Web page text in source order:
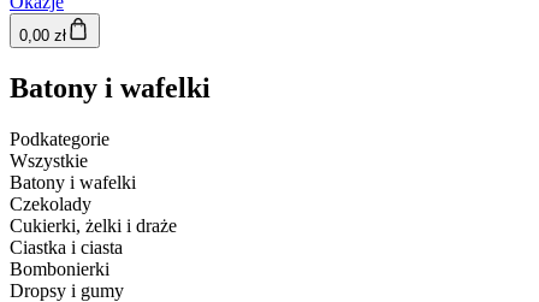
0,00 zł
Batony i wafelki
Podkategorie
Wszystkie
Batony i wafelki
Czekolady
Cukierki, żelki i draże
Ciastka i ciasta
Bombonierki
Dropsy i gumy